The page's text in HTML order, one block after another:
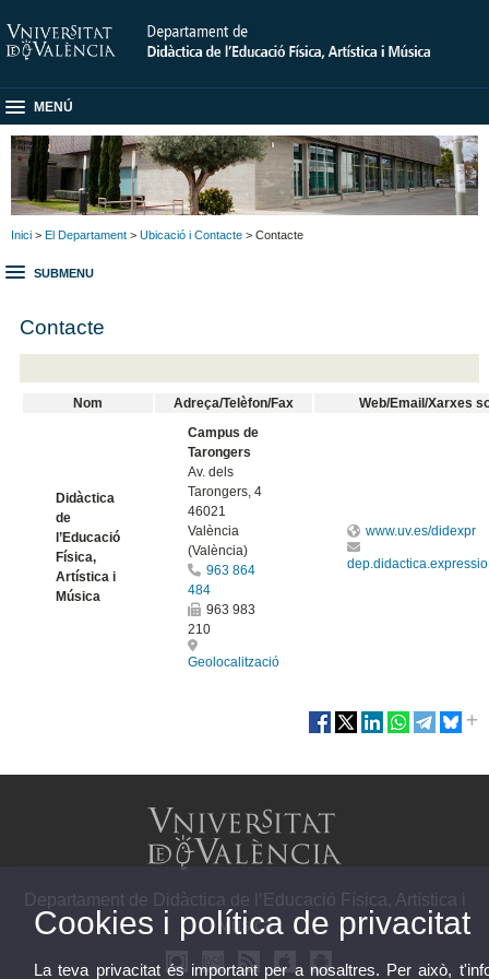
MENÚ
Inici > El Departament > Ubicació i Contacte > Contacte
SUBMENU
Contacte
Nom Adreça/Telèfon/Fax Web/Email/Xarxes
Didàctica
de
l’Educació
Física,
Artística i
Música
Campus de
Tarongers
Av. dels
Tarongers, 4
46021
València
(València)
963 864
484
963 983
210
Geolocalització
www.uv.es/didexpr
Departament de Didàctica de l’Educació Física, Artística i
Música
Cookies i política de privacitat
La teva privacitat és important per a nosaltres. Per això,